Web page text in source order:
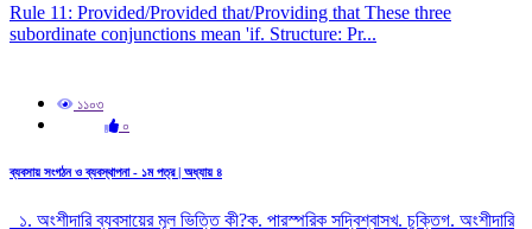
Rule 11: Provided/Provided that/Providing that These three
subordinate conjunctions mean 'if. Structure: Pr...
১১০৩
০
ব্যবসায় সংগঠন ও ব্যবস্থাপনা - ১ম পত্র | অধ্যায় ৪
১. অংশীদারি ব্যবসায়ের মূল ভিত্তি কী?ক. পারস্পরিক সদ্বিশ্বাসখ. চুক্তিগ. অংশীদারি